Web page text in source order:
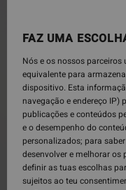
FAZ UMA
Nós e os nossos
equivalente para
dispositivo. Esta
navegação e endereço IP)
publicações e conteúdos
e o desempenho do
personalizados; para
desenvolver e melhorar
definir as tuas escolhas
sujeitos ao teu